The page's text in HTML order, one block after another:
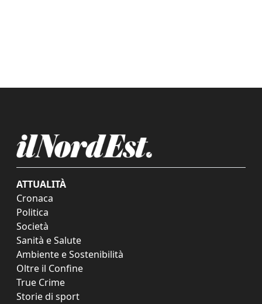
ATTUALITÀ
Cronaca
Politica
Società
Sanità e Salute
Ambiente e Sostenibilità
Oltre il Confine
True Crime
Storie di sport